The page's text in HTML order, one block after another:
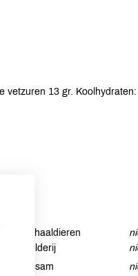
13 gr.
Schaaldieren
Selderij
Sesam